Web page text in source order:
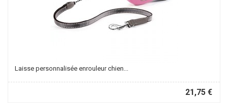
Laisse personnalisée enrouleur chien...
21,75 €